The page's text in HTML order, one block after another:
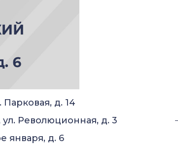
Парковая, д. 14
ул. Революционная, д. 3
января, д. 6